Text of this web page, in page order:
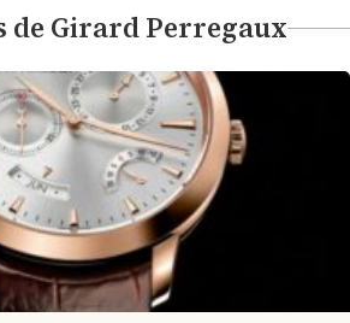
de Girard Perregaux